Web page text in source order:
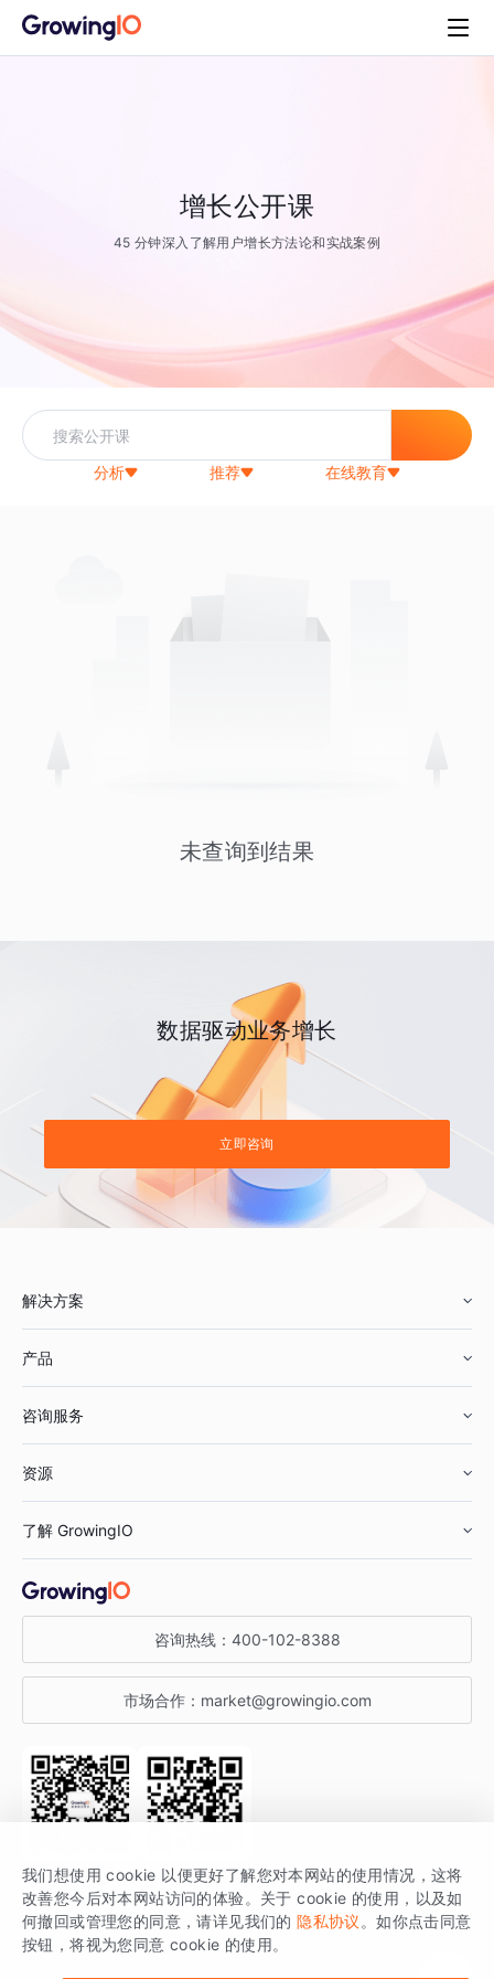
增长公开课
45 分钟深入了解用户增长方法论和实战案例
分析 推荐 在线教育
未查询到结果
数据驱动业务增长
立即咨询
解决方案
鞋服行业
汽车行业
金融行业
产品
智能运营
获客分析
咨询服务
资源
增长公开课
增长博客
开发者文档
SDK 文档
场景指南
了解 GrowingIO
关于 GrowingIO
增长大会
行业活动
咨询热线： 400-102-8388
市场合作： market@growingio.com
关注公众号 获取更多干货
GrowingIO 是专注于数据智能分析与增长的品牌，核心平台为 GrowingIO
分析云。
我们想使用 cookie 以便更好了解您对本网站的使用情况，这将
改善您今后对本网站访问的体验。关于 cookie 的使用，以及如
何撤回或管理您的同意，请详见我们的 隐私协议 。如你点击同意
按钮，将视为您同意 cookie 的使用。